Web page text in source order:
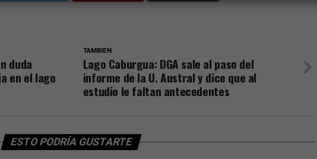
TAMBIEN
Lago Caburgua: DGA sale al paso del
informe de la U. Austral y dice que al
estudio le faltan antecedentes
duda
en el lago
ESTO PODRÍA GUSTARTE